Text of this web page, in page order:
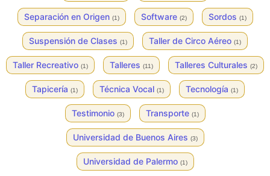
Separación en Origen (1) Software (2) Sordos (1)
Suspensión de Clases (1) Taller de Circo Aéreo (1)
Taller Recreativo (1) Talleres (11) Talleres Culturales (2)
Tapicería (1) Técnica Vocal (1) Tecnología (1)
Testimonio (3) Transporte (1)
Universidad de Buenos Aires (3)
Universidad de Palermo (1)